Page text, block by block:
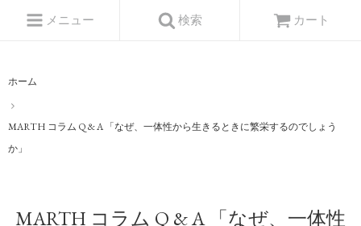
メニュー 検索 カート
ホーム
MARTH コラム Q & A 「なぜ、一体性から生きるときに繁栄するのでしょう
か」
MARTH コラム Q & A 「なぜ、一体性